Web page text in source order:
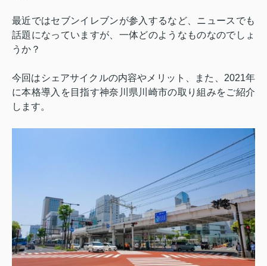
最近ではセブンイレブンが参入するなど、ニュースでも
話題になっていますが、一体どのようなものなのでしょ
うか？
今回はシェアサイクルの内容やメリット、また、 2021年
に本格導入を目指す神奈川県川崎市の取り組みをご紹介
します。